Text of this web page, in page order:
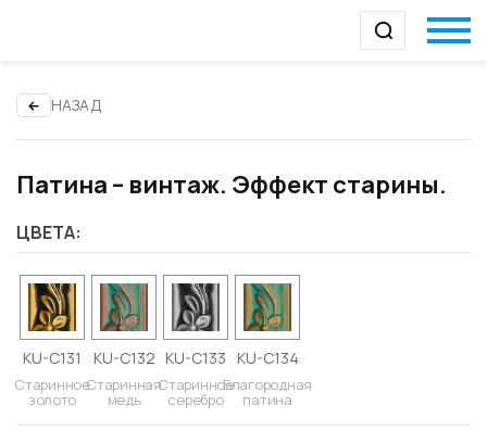
НАЗАД
Патина – винтаж. Эффект старины.
ЦВЕТА:
KU-C131
Старинное
золото
KU-C132
Старинная
медь
KU-C133
Старинное
серебро
KU-C134
Благородная
патина